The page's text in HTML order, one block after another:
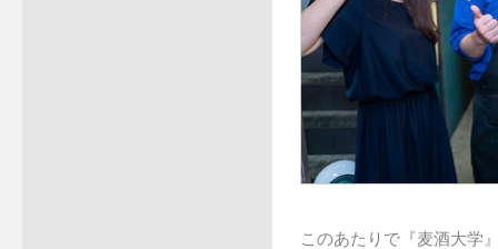
このあたりで『麦酒大学